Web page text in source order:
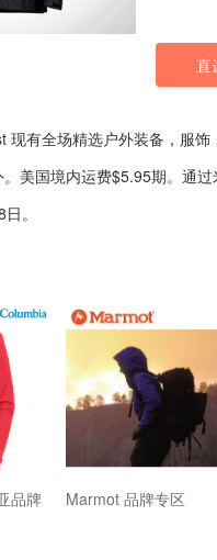
直
现有全场精选户外装备，服饰
美国境内运费$5.95期。通
。
品牌
Marmot 品牌专区